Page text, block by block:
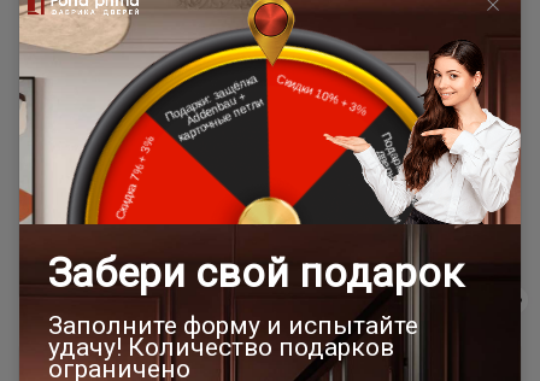
10 км. от МКАД (кроме Щёлковского
шоссе)\КАД
сторону от
МКАД\КАД
Доставка в регионы осуществляется по тарифам нашего
дилера в данном регионе или, при заказе через запрос с
сайта, отдельно рассчитывается менеджером интернет-
Подробная информация о доставке